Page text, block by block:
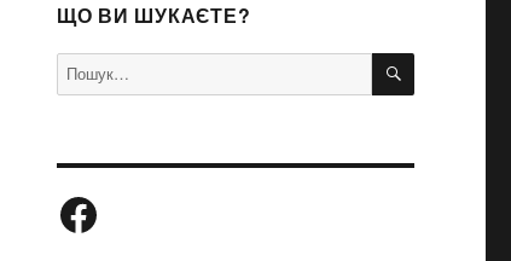
ЩО ВИ ШУКАЄТЕ?
Пошук
за
ШУКАТИ
Facebook